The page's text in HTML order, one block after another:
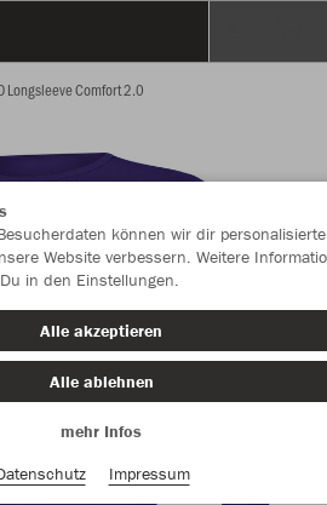
Longsleeve Comfort 2.0
können wir dir personalisierte
Website verbessern. Weitere
in den Einstellungen.
Alle akzeptieren
Alle ablehnen
mehr Infos
Impressum